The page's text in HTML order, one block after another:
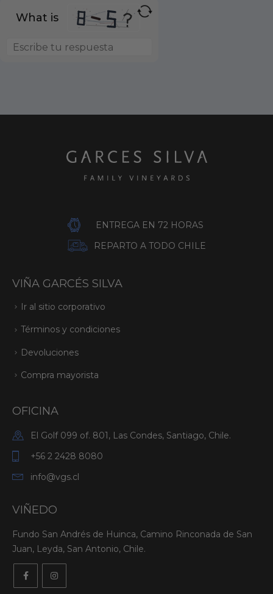
What is
ENTREGA EN 72 HORAS
REPARTO A TODO CHILE
VIÑA GARCÉS SILVA
Ir al sitio corporativo
Términos y condiciones
Devoluciones
Compra mayorista
OFICINA
El Golf 099 of. 801, Las Condes, Santiago, Chile.
+56 2 2428 8080
info@vgs.cl
VIÑEDO
Fundo San Andrés de Huinca, Camino Rinconada de San
Juan, Leyda, San Antonio, Chile.